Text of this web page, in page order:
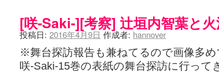
[咲-Saki-][考察] 辻垣内智葉と
投稿日: 2016年4月9日 作成者: hannover
※舞台探訪報告も兼ねてるので画像多
咲-Saki-15巻の表紙の舞台探訪に行っ